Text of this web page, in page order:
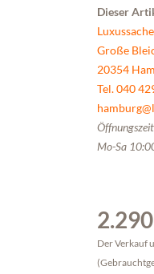
Dieser
Große
20354
Tel. 040
Mo-Sa
Der Verkauf